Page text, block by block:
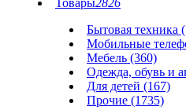
Товары2826
Бытовая техника
Мобильные
Мебель (360)
Одежда, обувь и
Для детей (167)
Прочие (1735)